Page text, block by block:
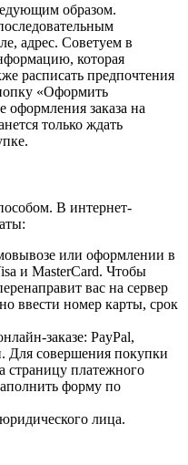
образом.
адрес. Советуем в
которая
расписать предпочтения
«Оформить
оформления заказа на
только ждать
В интернет-
или оформлении в
и MasterCard. Чтобы
вас на сервер
ввести номер карты, срок
заказе: PayPal,
Для совершения покупки
страницу платежного
форму по
лица.